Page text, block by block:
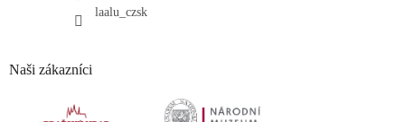
laalu_czsk
Naši zákazníci